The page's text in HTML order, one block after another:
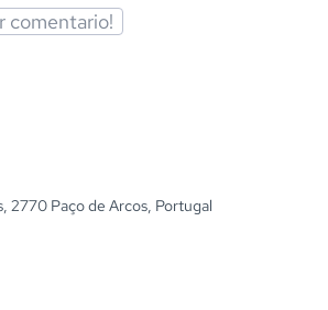
comentario!
2770 Paço de Arcos, Portugal